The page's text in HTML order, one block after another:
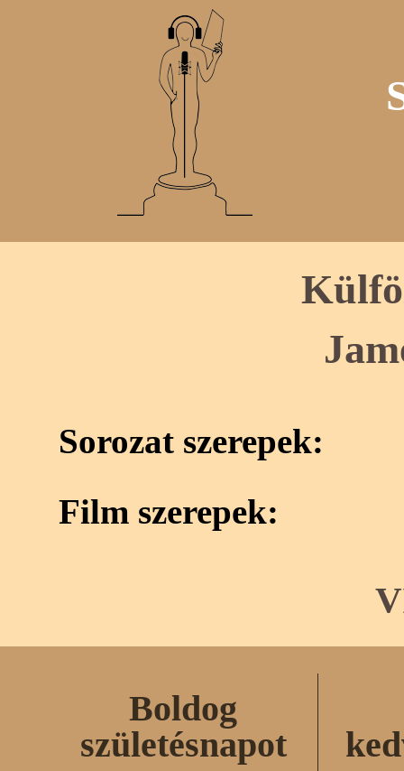
Sorozat szerepek:
Film szerepek:
Boldog
születésnapot